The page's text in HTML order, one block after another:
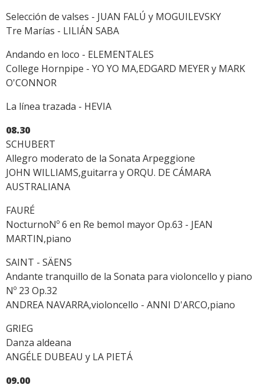
Selección de valses - JUAN FALÚ y MOGUILEVSKY
Tre Marías - LILIÁN SABA
Andando en loco - ELEMENTALES
College Hornpipe - YO YO MA,EDGARD MEYER y MARK
O'CONNOR
La línea trazada - HEVIA
08.30
SCHUBERT
Allegro moderato de la Sonata Arpeggione
JOHN WILLIAMS,guitarra y ORQU. DE CÁMARA
AUSTRALIANA
FAURÉ
NocturnoNº 6 en Re bemol mayor Op.63 - JEAN
MARTIN,piano
SAINT - SÄENS
Andante tranquillo de la Sonata para violoncello y piano
Nº 23 Op.32
ANDREA NAVARRA,violoncello - ANNI D'ARCO,piano
GRIEG
Danza aldeana
ANGÉLE DUBEAU y LA PIETÁ
09.00